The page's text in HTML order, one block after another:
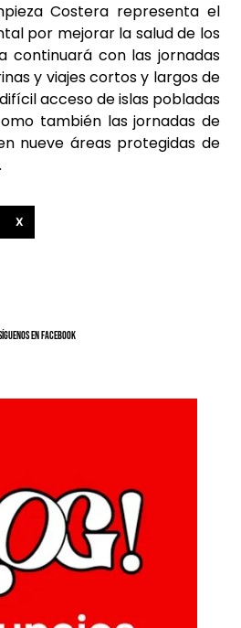
Costera representa el
por mejorar la salud de los
continuará con las jornadas
y viajes cortos y largos de
acceso de islas pobladas
también las jornadas de
nueve áreas protegidas de
X
EN FACEBOOK